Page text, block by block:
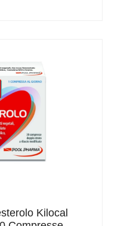
Kilocal